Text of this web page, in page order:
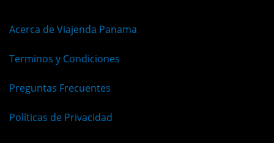
Acerca de Viajenda Panama
Terminos y Condiciones
Preguntas Frecuentes
Políticas de Privacidad